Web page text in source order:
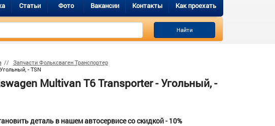
Статьи Фото Вакансии Контакты Как проехать
Найти
Запчасти Фольксваген Транспортер
- TSN
Multivan T6 Transporter - Угольный, -
деталь в нашем автосервисе со скидкой - 10%